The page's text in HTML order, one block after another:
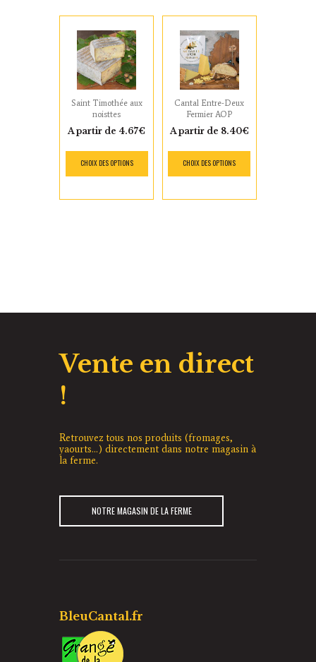
Saint Timothée aux
noisttes
A partir de 4.67€
CHOIX DES OPTIONS
Cantal Entre-Deux
Fermier AOP
A partir de 8.40€
CHOIX DES OPTIONS
Vente en direct
!
Retrouvez tous nos produits (fromages,
yaourts...) directement dans notre magasin à
la ferme.
NOTRE MAGASIN DE LA FERME
BleuCantal.fr